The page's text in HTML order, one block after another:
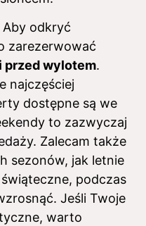
Aby odkryć
zarezerwować
przed wylotem.
najczęściej
dostępne są we
to zazwyczaj
Zalecam także
sezonów, jak letnie
podczas
Jeśli Twoje
warto